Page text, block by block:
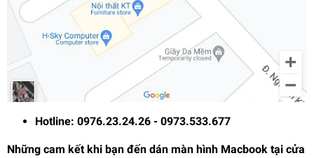
Hotline: 0976.23.24.26 - 0973.533.677
Những cam kết khi bạn đến dán màn hình Macbook tại cửa